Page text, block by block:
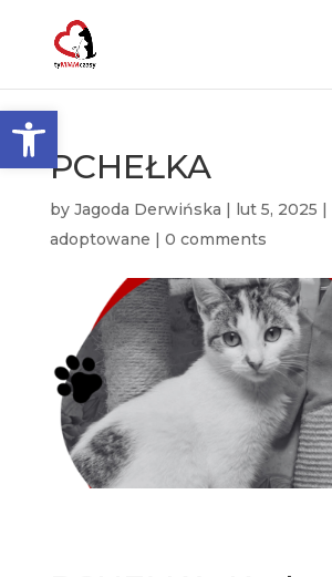
Otwórz pasek narzędzi
PCHEŁKA
by Jagoda Derwińska | lut 5, 2025 |
adoptowane | 0 comments